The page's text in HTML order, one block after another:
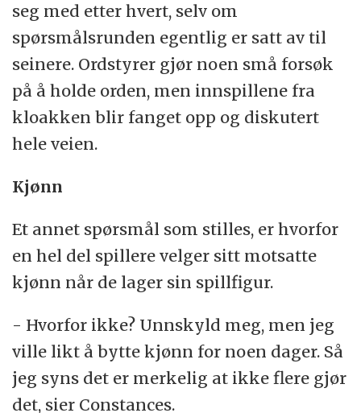
seg med etter hvert, selv om
spørsmålsrunden egentlig er satt av til
seinere. Ordstyrer gjør noen små forsøk
på å holde orden, men innspillene fra
kloakken blir fanget opp og diskutert
hele veien.
Kjønn
Et annet spørsmål som stilles, er hvorfor
en hel del spillere velger sitt motsatte
kjønn når de lager sin spillfigur.
- Hvorfor ikke? Unnskyld meg, men jeg
ville likt å bytte kjønn for noen dager. Så
jeg syns det er merkelig at ikke flere gjør
det, sier Constances.